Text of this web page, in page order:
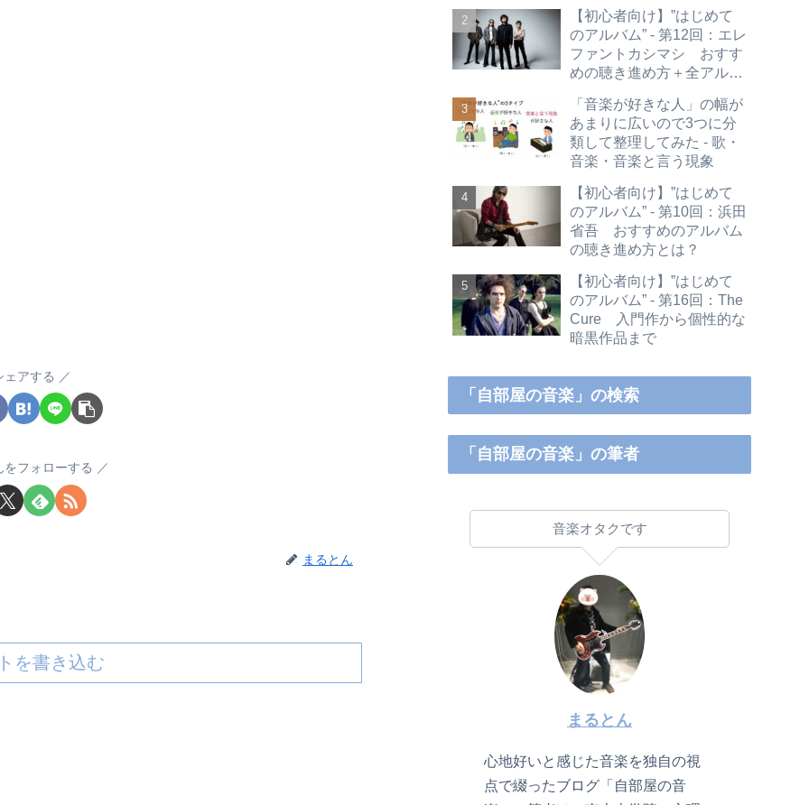
ェアする
をフォローする
まるとん
を書き込む
【初心者向け】”はじめて
のアルバム” - 第12回：エレ
ファントカシマシ おすす
めの聴き進め方＋全アルバ
「音楽が好きな人」の幅が
あまりに広いので3つに分
類して整理してみた - 歌・
音楽・音楽と言う現象
【初心者向け】”はじめて
のアルバム” - 第10回：浜田
省吾 おすすめのアルバム
の聴き進め方とは？
【初心者向け】”はじめて
のアルバム” - 第16回：The
Cure 入門作から個性的な
暗黒作品まで
「自部屋の音楽」の検索
「自部屋の音楽」の筆者
音楽オタクです
まるとん
心地好いと感じた音楽を独自の視
点で綴ったブログ「自部屋の音